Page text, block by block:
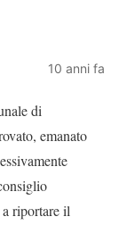
10 anni fa
di
emanato
riportare il